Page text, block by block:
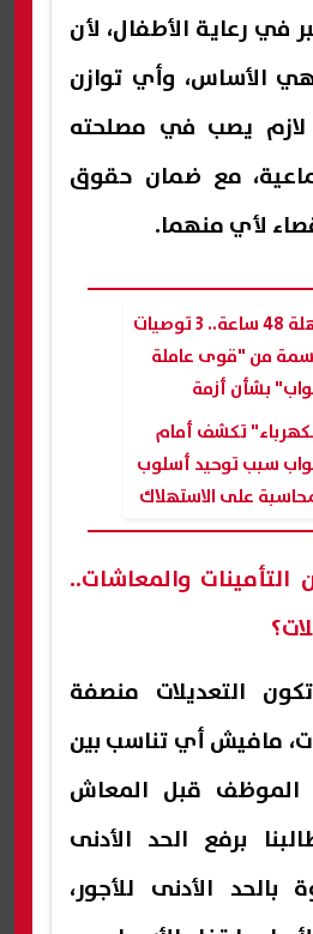
في رعاية الأطفال، لأن
الأساس، وأي توازن
لازم يصب في مصلحته
مع ضمان حقوق
لأي منهما.
مهلة 48 ساعة.. 3 توصيات
من "قوى عاملة
بشأن أزمة
تكشف أمام
سبب توحيد أسلوب
على الاستهلاك
العدادات الكودية|
التأمينات والمعاشات..
التعديلات منصفة
مافيش أي تناسب بين
الموظف قبل المعاش
برفع الحد الأدنى
الأدنى للأجور،